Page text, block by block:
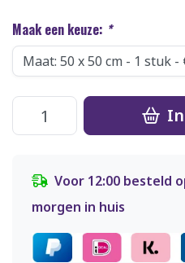
Maak een keuze: *
Voor 12:00 besteld
morgen in huis